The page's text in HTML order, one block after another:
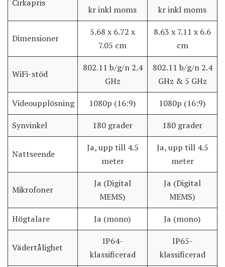
Cirkapris
kr inkl moms
kr inkl moms
Dimensioner
5.68 x 6.72 x
7.05 cm
8.63 x 7.11 x 6.6
cm
WiFi-stöd
802.11 b/g/n 2.4
GHz
802.11 b/g/n 2.4
GHz & 5 GHz
Videoupplösning
1080p (16:9)
1080p (16:9)
Synvinkel
180 grader 180 grader
Nattseende
Ja, upp till 4.5
meter
Ja, upp till 4.5
meter
Mikrofoner
Ja (Digital
MEMS)
Ja (Digital
MEMS)
Högtalare
Ja (mono) Ja (mono)
Vädertålighet
IP64-
klassificerad
IP65-
klassificerad